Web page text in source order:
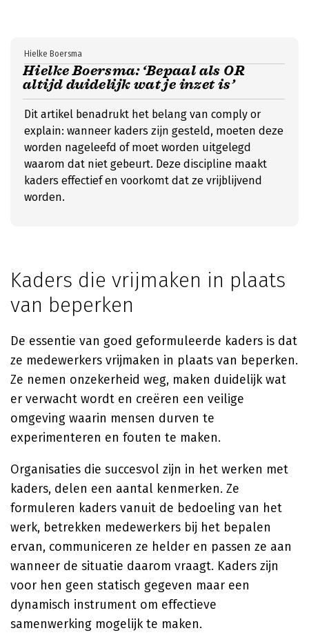
Hielke Boersma: ‘Bepaal als OR
altijd duidelijk wat je inzet is’
Hielke Boersma
Dit artikel benadrukt het belang van comply or
explain: wanneer kaders zijn gesteld, moeten deze
worden nageleefd of moet worden uitgelegd
waarom dat niet gebeurt. Deze discipline maakt
kaders effectief en voorkomt dat ze vrijblijvend
worden.
Kaders die vrijmaken in plaats
van beperken
De essentie van goed geformuleerde kaders is dat
ze medewerkers vrijmaken in plaats van beperken.
Ze nemen onzekerheid weg, maken duidelijk wat
er verwacht wordt en creëren een veilige
omgeving waarin mensen durven te
experimenteren en fouten te maken.
Organisaties die succesvol zijn in het werken met
kaders, delen een aantal kenmerken. Ze
formuleren kaders vanuit de bedoeling van het
werk, betrekken medewerkers bij het bepalen
ervan, communiceren ze helder en passen ze aan
wanneer de situatie daarom vraagt. Kaders zijn
voor hen geen statisch gegeven maar een
dynamisch instrument om effectieve
samenwerking mogelijk te maken.